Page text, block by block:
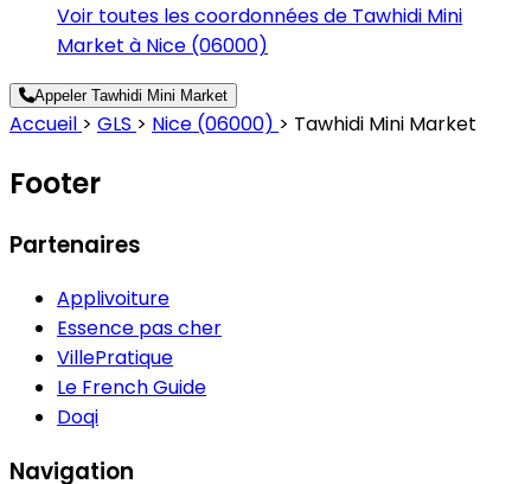
Voir toutes les coordonnées de Tawhidi Mini
Market à Nice (06000)
Appeler Tawhidi Mini Market
Accueil > GLS > Nice (06000) > Tawhidi Mini Market
Footer
Partenaires
Applivoiture
Essence pas cher
VillePratique
Le French Guide
Doqi
Navigation